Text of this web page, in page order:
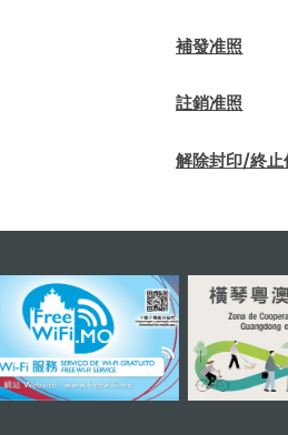
補發准照
註銷准照
解除封印/終止